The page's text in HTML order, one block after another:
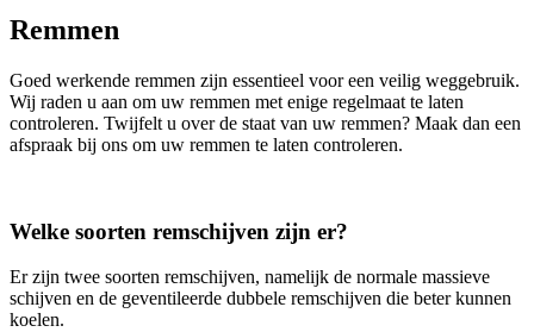
Remmen
Goed werkende remmen zijn essentieel voor een veilig weggebruik.
Wij raden u aan om uw remmen met enige regelmaat te laten
controleren. Twijfelt u over de staat van uw remmen? Maak dan een
afspraak bij ons om uw remmen te laten controleren.
Welke soorten remschijven zijn er?
Er zijn twee soorten remschijven, namelijk de normale massieve
schijven en de geventileerde dubbele remschijven die beter kunnen
koelen.